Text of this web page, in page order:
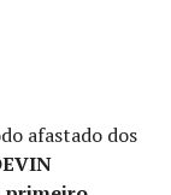
afastado dos